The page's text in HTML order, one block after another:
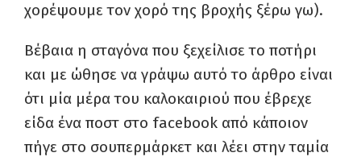
χορέψουμε τον χορό της βροχής ξέρω γω).
Βέβαια η σταγόνα που ξεχείλισε το ποτήρι
και με ώθησε να γράψω αυτό το άρθρο είναι
ότι μία μέρα του καλοκαιριού που έβρεχε
είδα ένα ποστ στο facebook από κάποιον
πήγε στο σουπερμάρκετ και λέει στην ταμία